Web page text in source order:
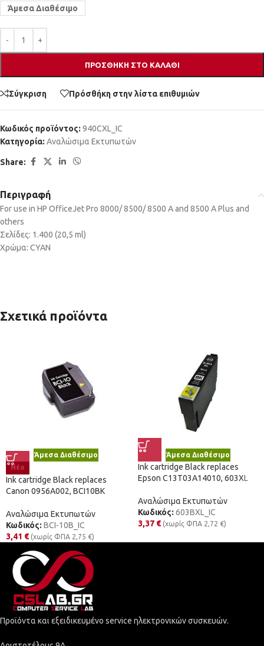
Άμεσα Διαθέσιμο
ΠΡΟΣΘΉΚΗ ΣΤΟ ΚΑΛΆΘΙ
Σύγκριση Πρόσθήκη στην λίστα επιθυμιών
Κωδικός προϊόντος: 940CXL_IC
Κατηγορία: Αναλώσιμα Εκτυπωτών
Share:
Περιγραφή
For use in HP OfficeJet Pro 8000/ 8500/ 8500 A and 8500 A Plus and
others
Σελίδες: 1.400 (20,5 ml)
Χρώμα: CYAN
Σχετικά προϊόντα
Άμεσα Διαθέσιμο
Νέο
Ink cartridge Black replaces
Canon 0956A002, BCI10BK
Αναλώσιμα Εκτυπωτών
Κωδικός: BCI-10B_IC
3,41 € (χωρίς ΦΠΑ 2,75 €)
Άμεσα Διαθέσιμο
Ink cartridge Black replaces
Epson C13T03A14010, 603XL
Αναλώσιμα Εκτυπωτών
Κωδικός: 603BXL_IC
3,37 € (χωρίς ΦΠΑ 2,72 €)
Προϊόντα και εξειδικευμένο service ηλεκτρονικών συσκευών.